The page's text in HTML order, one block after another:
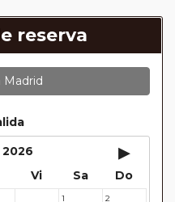
(incluirá un número de
en su itinerario).
algunas cenas. En
normalmente las entradas
y otros viajes
En todos los
guías locales en las
incluimos diferentes
de transporte (funiculares,
reserva
Madrid
▸
Vi Sa Do
1 2